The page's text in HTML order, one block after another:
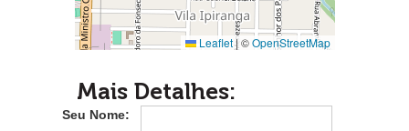
Leaflet|©OpenStreetMap
Mais Detalhes:
Seu Nome: